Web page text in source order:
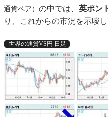
通貨ペア） の中では、 英ポン
り、これからの市況を示唆し
世界の通貨VS円 日足